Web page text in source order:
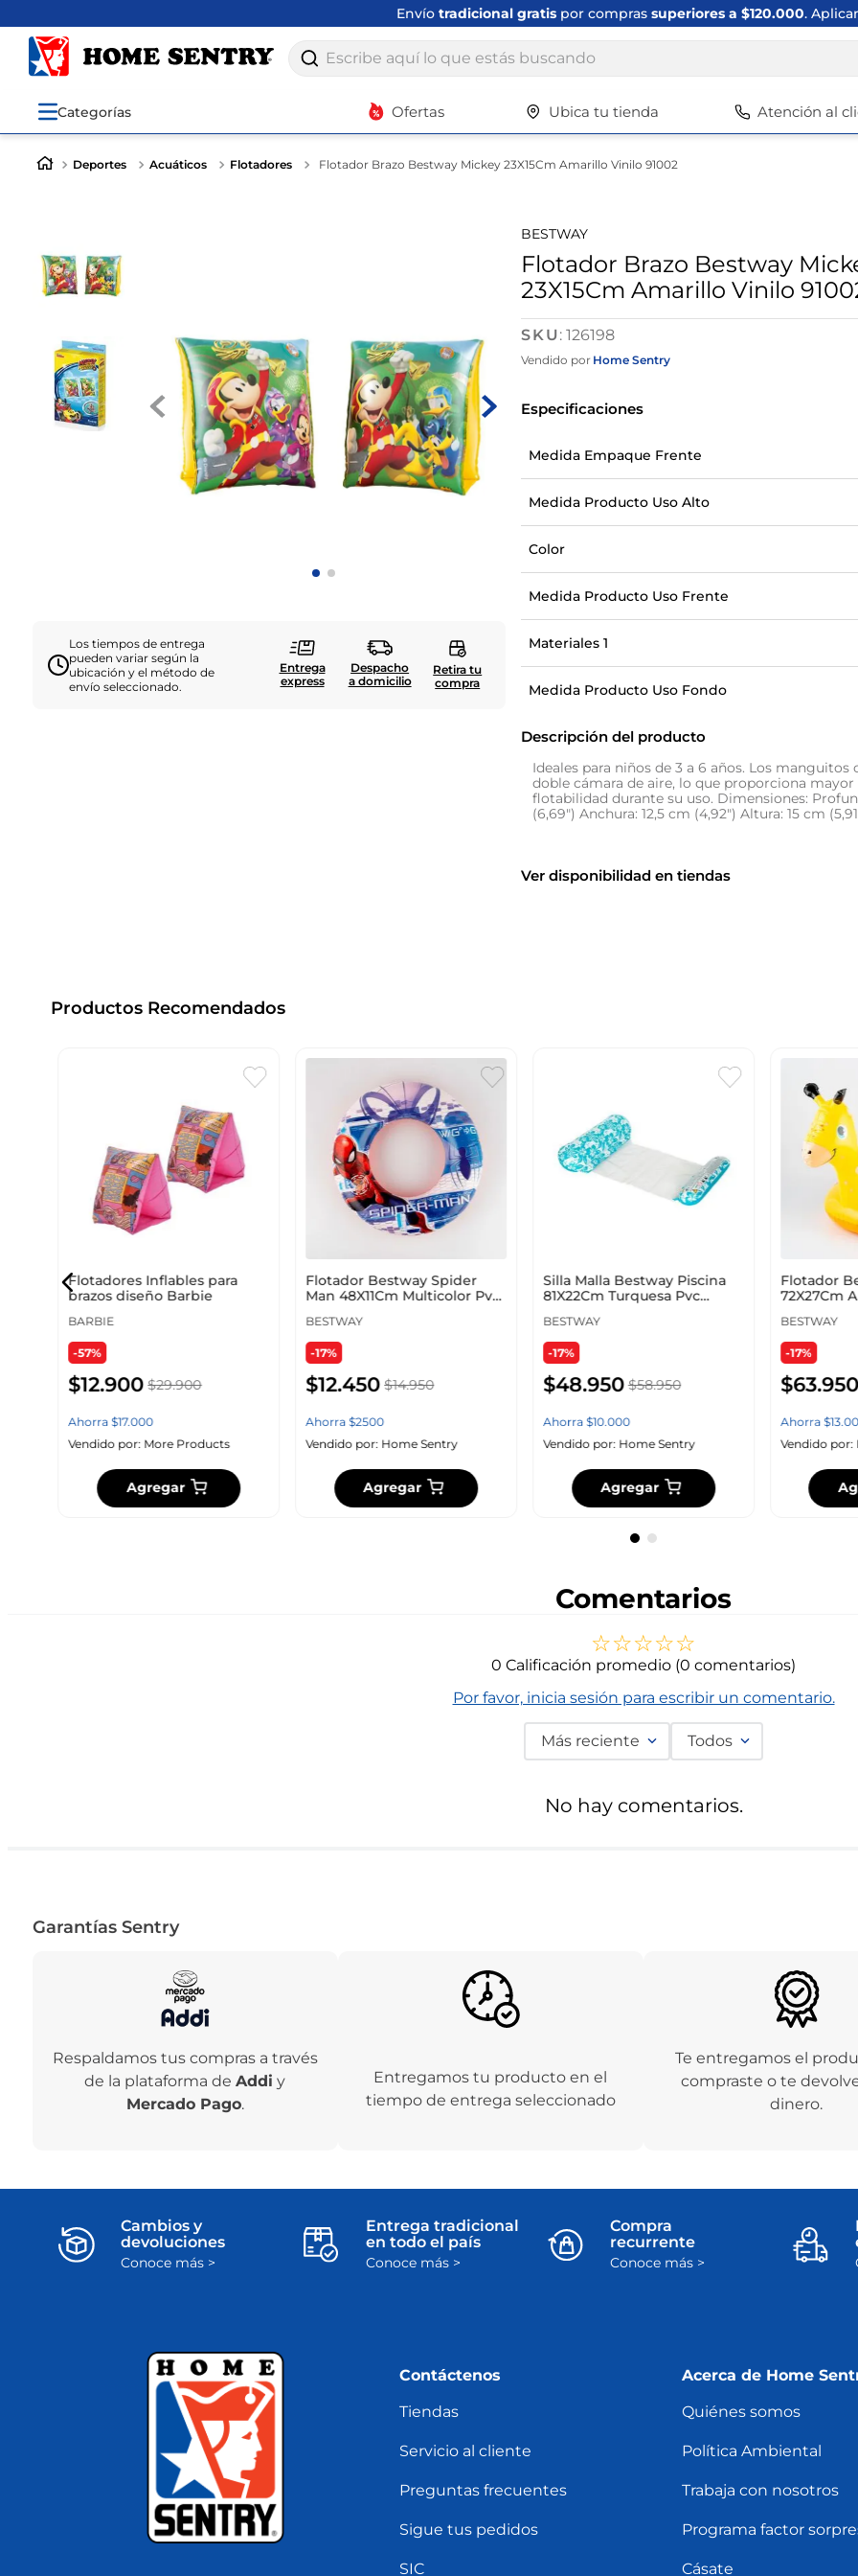
Envío tradicional gratispor compras superiores a $120.000.
Escribe aquí lo que estás buscando
Categorías Ofertas Ubica tu tienda Atención al
Deportes Acuáticos Flotadores Flotador Brazo Bestway Mickey 23X15Cm Amarillo Vinilo 91002
Los tiempos de entrega
pueden variar según la
ubicación y el método de
envío seleccionado.
Entrega
express
Despacho
a domicilio
Retira tu
compra
BESTWAY
Flotador Brazo Bestway
23X15Cm Amarillo Vinilo
:126198
Vendido por Home Sentry
Especificaciones
Medida Empaque Frente
Medida Producto Uso Alto
Color
Medida Producto Uso Frente
Materiales 1
Medida Producto Uso Fondo
Descripción del producto
Ideales para niños de 3 a 6 años. Los manguitos
doble cámara de aire, lo que proporciona
flotabilidad durante su uso. Dimensiones:
(6,69") Anchura: 12,5 cm (4,92") Altura: 15 cm
Ver disponibilidad en tiendas
Productos Recomendados
Flotadores Inflables para
brazos diseño Barbie
BARBIE
-57%
$12.900 $29.900
Ahorra$17.000
Vendido por: More Products
Agregar
Flotador Bestway Spider
Man 48X11Cm Multicolor Pvc
BESTWAY
-17%
$12.450 $14.950
Ahorra$2500
Vendido por: Home Sentry
Agregar
Silla Malla Bestway Piscina
81X22Cm Turquesa Pvc
BESTWAY
-17%
$48.950 $58.950
Ahorra$10.000
Vendido por: Home Sentry
Agregar
Flotador
72X27Cm
BESTWAY
-17%
$63.950
Ahorra $13.
Vendido por:
Comentarios
☆☆☆☆☆
0 Calificación promedio (0 comentarios)
Por favor, inicia sesión para escribir un comentario.
Más reciente Todos
No hay comentarios.
Garantías Sentry
Respaldamos tus compras a través
de la plataforma deAddi y
Mercado Pago.
Entregamos tu producto en el
tiempo de entrega seleccionado
Te entregamos el
compraste o te
dinero.
Cambios y
devoluciones
Conoce más >
Entrega tradicional
en todo el país
Conoce más >
Compra
recurrente
Conoce más >
Contáctenos
Tiendas
Servicio al cliente
Preguntas frecuentes
Sigue tus pedidos
SIC
Acerca de Home
Quiénes somos
Política Ambiental
Trabaja con nosotros
Programa factor
Cásate
Términos más buscados
closet
cuadros
espejo
7.
silla
8
9.
cafetera
10
zapatero